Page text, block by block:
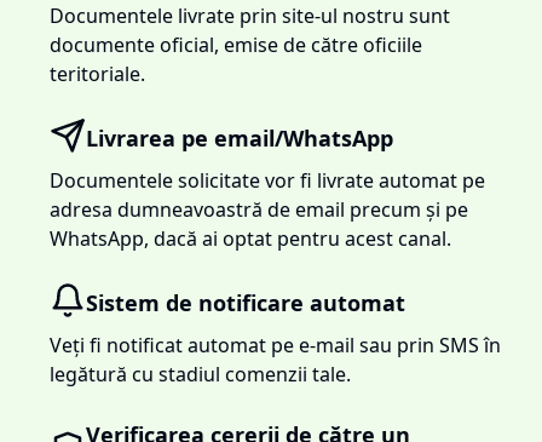
Documentele livrate prin site-ul nostru sunt
documente oficial, emise de către oficiile
teritoriale.
Livrarea pe email/WhatsApp
Documentele solicitate vor fi livrate automat pe
adresa dumneavoastră de email precum și pe
WhatsApp, dacă ai optat pentru acest canal.
Sistem de notificare automat
Veți fi notificat automat pe e-mail sau prin SMS în
legătură cu stadiul comenzii tale.
Verificarea cererii de către un